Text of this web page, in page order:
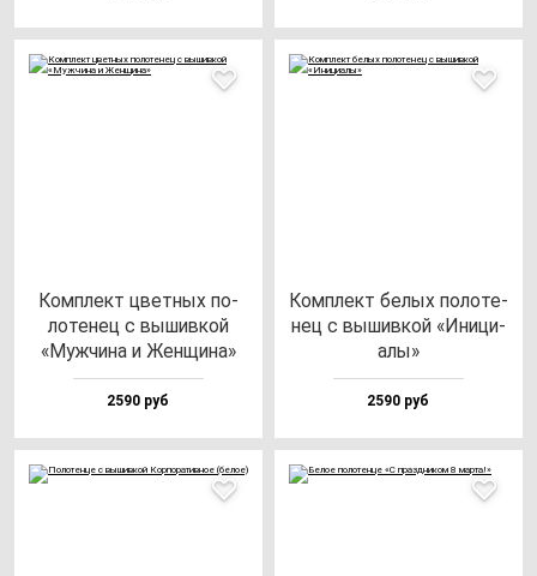
Ком­плект цвет­ных по­
ло­те­нец с вы­шив­кой
«Муж­чи­на и Жен­щи­на»
2590 руб
Ком­плект бе­лых по­ло­те­
нец с вы­шив­кой «Ини­ци­
алы»
2590 руб